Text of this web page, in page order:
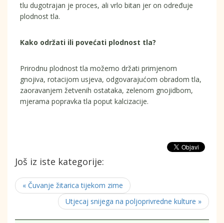
tlu dugotrajan je proces, ali vrlo bitan jer on određuje
plodnost tla.
Kako održati ili povećati plodnost tla?
Prirodnu plodnost tla možemo držati primjenom
gnojiva, rotacijom usjeva, odgovarajućom obradom tla,
zaoravanjem žetvenih ostataka, zelenom gnojidbom,
mjerama popravka tla poput kalcizacije.
Još iz iste kategorije:
« Čuvanje žitarica tijekom zime
Utjecaj snijega na poljoprivredne kulture »